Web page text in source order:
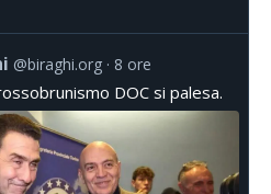
@biraghi.org 8 ore
DOC si palesa.